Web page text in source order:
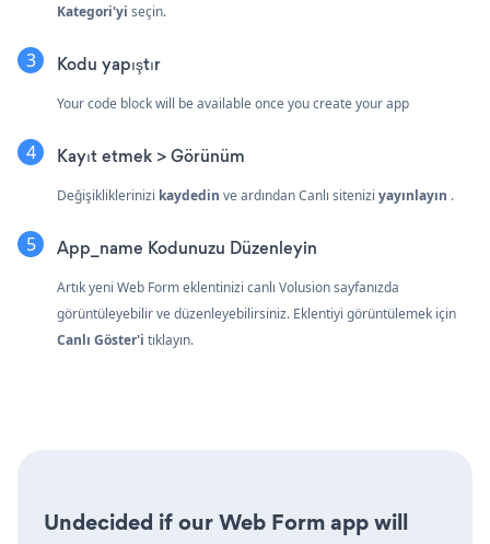
Kategori'yi seçin.
Kodu yapıştır
Your code block will be available once you create your app
Kayıt etmek > Görünüm
Değişikliklerinizi kaydedin ve ardından Canlı sitenizi yayınlayın .
App_name Kodunuzu Düzenleyin
Artık yeni Web Form eklentinizi canlı Volusion sayfanızda
görüntüleyebilir ve düzenleyebilirsiniz. Eklentiyi görüntülemek için
Canlı Göster'i tıklayın.
Undecided if our Web Form app will